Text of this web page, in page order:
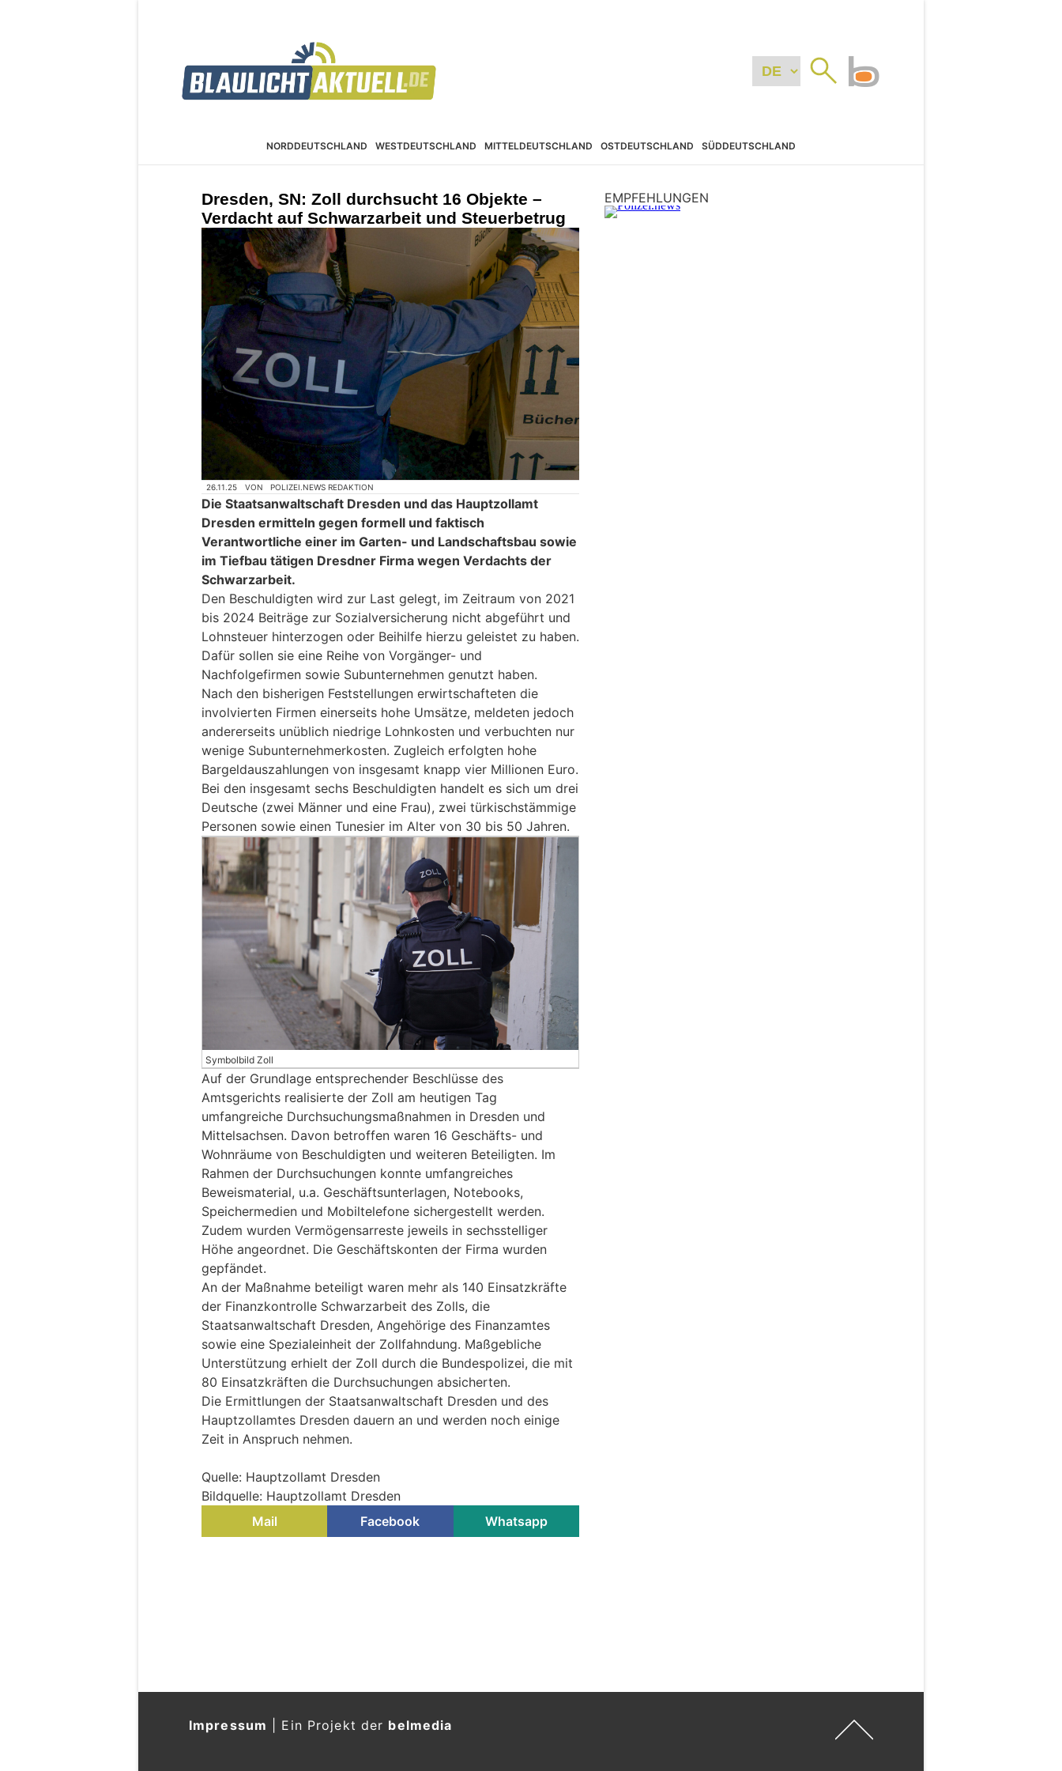
NORDDEUTSCHLAND WESTDEUTSCHLAND MITTELDEUTSCHLAND OSTDEUTSCHLAND SÜDDEUTSCHLAND
Dresden, SN: Zoll durchsucht 16 Objekte –
Verdacht auf Schwarzarbeit und Steuerbetrug
26.11.25 VON POLIZEI.NEWS REDAKTION
Die Staatsanwaltschaft Dresden und das Hauptzollamt
Dresden ermitteln gegen formell und faktisch
Verantwortliche einer im Garten- und Landschaftsbau sowie
im Tiefbau tätigen Dresdner Firma wegen Verdachts der
Schwarzarbeit.
Den Beschuldigten wird zur Last gelegt, im Zeitraum von 2021
bis 2024 Beiträge zur Sozialversicherung nicht abgeführt und
Lohnsteuer hinterzogen oder Beihilfe hierzu geleistet zu haben.
Dafür sollen sie eine Reihe von Vorgänger- und
Nachfolgefirmen sowie Subunternehmen genutzt haben.
Nach den bisherigen Feststellungen erwirtschafteten die
involvierten Firmen einerseits hohe Umsätze, meldeten jedoch
andererseits unüblich niedrige Lohnkosten und verbuchten nur
wenige Subunternehmerkosten. Zugleich erfolgten hohe
Bargeldauszahlungen von insgesamt knapp vier Millionen Euro.
Bei den insgesamt sechs Beschuldigten handelt es sich um drei
Deutsche (zwei Männer und eine Frau), zwei türkischstämmige
Personen sowie einen Tunesier im Alter von 30 bis 50 Jahren.
Symbolbild Zoll
Auf der Grundlage entsprechender Beschlüsse des
Amtsgerichts realisierte der Zoll am heutigen Tag
umfangreiche Durchsuchungsmaßnahmen in Dresden und
Mittelsachsen. Davon betroffen waren 16 Geschäfts- und
Wohnräume von Beschuldigten und weiteren Beteiligten. Im
Rahmen der Durchsuchungen konnte umfangreiches
Beweismaterial, u.a. Geschäftsunterlagen, Notebooks,
Speichermedien und Mobiltelefone sichergestellt werden.
Zudem wurden Vermögensarreste jeweils in sechsstelliger
Höhe angeordnet. Die Geschäftskonten der Firma wurden
gepfändet.
An der Maßnahme beteiligt waren mehr als 140 Einsatzkräfte
der Finanzkontrolle Schwarzarbeit des Zolls, die
Staatsanwaltschaft Dresden, Angehörige des Finanzamtes
sowie eine Spezialeinheit der Zollfahndung. Maßgebliche
Unterstützung erhielt der Zoll durch die Bundespolizei, die mit
80 Einsatzkräften die Durchsuchungen absicherten.
Die Ermittlungen der Staatsanwaltschaft Dresden und des
Hauptzollamtes Dresden dauern an und werden noch einige
Zeit in Anspruch nehmen.
Quelle: Hauptzollamt Dresden
Bildquelle: Hauptzollamt Dresden
Mail
Facebook Whatsapp
EMPFEHLUNGEN